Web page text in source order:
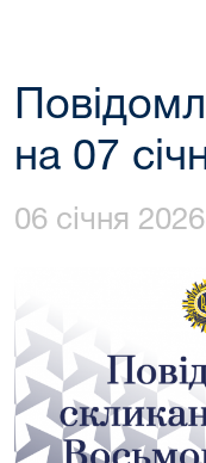
на 07
06 січня